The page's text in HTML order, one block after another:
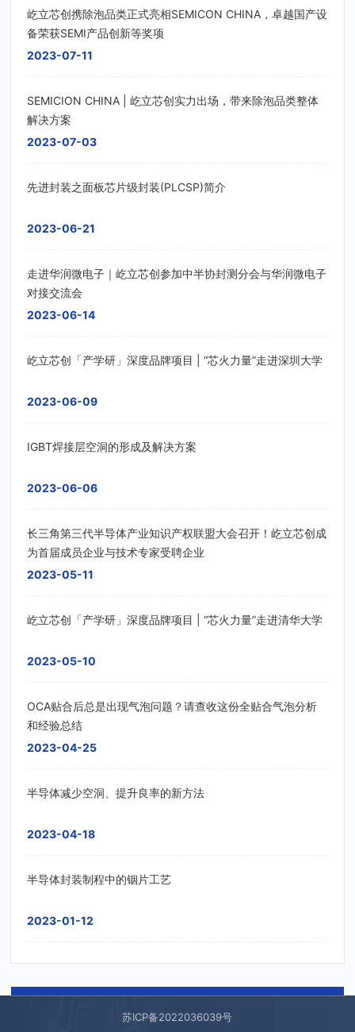
屹立芯创携除泡品类正式亮相SEMICON CHINA，卓越国产设
备荣获SEMI产品创新等奖项
2023-07-11
SEMICION CHINA | 屹立芯创实力出场，带来除泡品类整体
解决方案
2023-07-03
先进封装之面板芯片级封装(PLCSP)简介
2023-06-21
走进华润微电子｜屹立芯创参加中半协封测分会与华润微电子
对接交流会
2023-06-14
屹立芯创「产学研」深度品牌项目 | “芯火力量”走进深圳大学
2023-06-09
IGBT焊接层空洞的形成及解决方案
2023-06-06
长三角第三代半导体产业知识产权联盟大会召开！屹立芯创成
为首届成员企业与技术专家受聘企业
2023-05-11
屹立芯创「产学研」深度品牌项目 | “芯火力量”走进清华大学
2023-05-10
OCA贴合后总是出现气泡问题？请查收这份全贴合气泡分析
和经验总结
2023-04-25
半导体减少空洞、提升良率的新方法
2023-04-18
半导体封装制程中的铟片工艺
2023-01-12
苏ICP备2022036039号